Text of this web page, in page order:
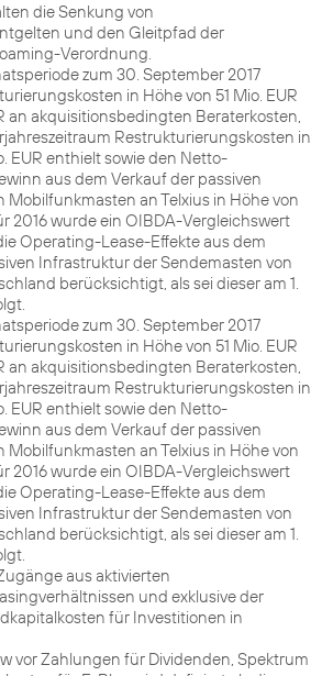
die Senkung von
und den Gleitpfad der
Verordnung.
zum 30. September 2017
in Höhe von 51 Mio. EUR
an akquisitionsbedingten Beraterkosten,
Restrukturierungskosten in
EUR enthielt sowie den Netto-
aus dem Verkauf der passiven
Mobilfunkmasten an Telxius in Höhe von
2016 wurde ein OIBDA-Vergleichswert
Operating-Lease-Effekte aus dem
Infrastruktur der Sendemasten von
berücksichtigt, als sei dieser am 1.
zum 30. September 2017
in Höhe von 51 Mio. EUR
an akquisitionsbedingten Beraterkosten,
Restrukturierungskosten in
EUR enthielt sowie den Netto-
aus dem Verkauf der passiven
Mobilfunkmasten an Telxius in Höhe von
2016 wurde ein OIBDA-Vergleichswert
Operating-Lease-Effekte aus dem
Infrastruktur der Sendemasten von
berücksichtigt, als sei dieser am 1.
aus aktivierten
und exklusive der
für Investitionen in
vor Zahlungen für Dividenden, Spektrum